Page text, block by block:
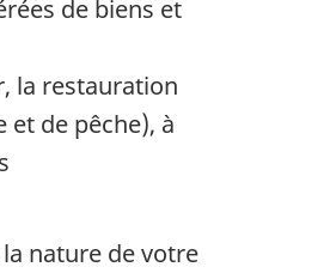
de biens et
la restauration
de pêche), à
nature de votre